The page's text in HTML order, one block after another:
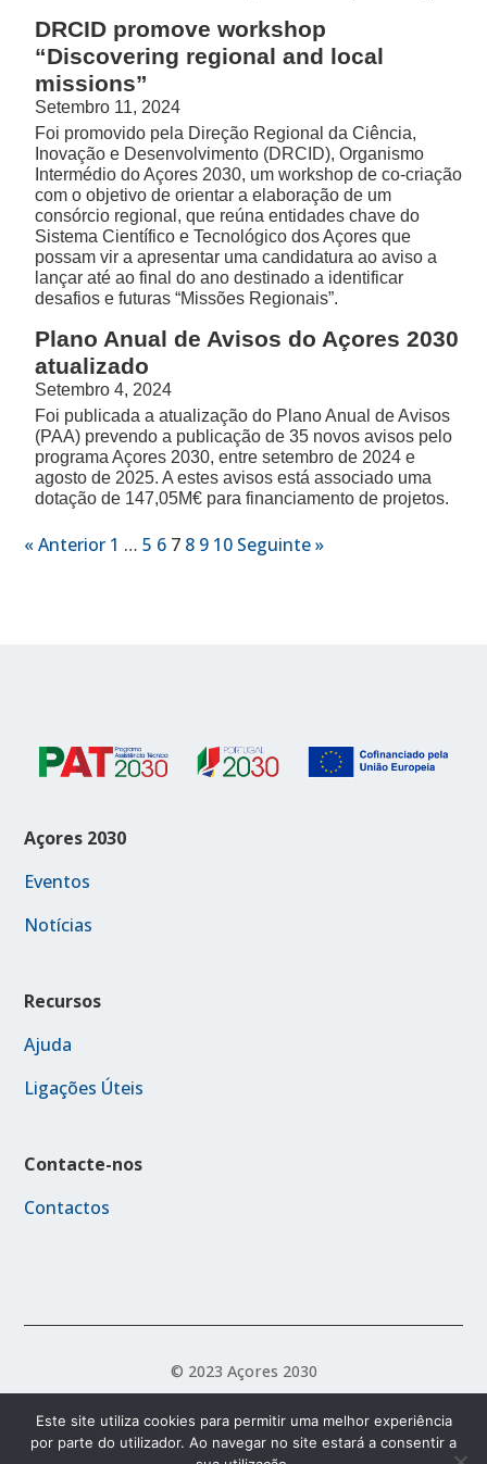
DRCID promove workshop
“Discovering regional and local
missions”
Setembro 11, 2024
Foi promovido pela Direção Regional da Ciência,
Inovação e Desenvolvimento (DRCID), Organismo
Intermédio do Açores 2030, um workshop de co-criação
com o objetivo de orientar a elaboração de um
consórcio regional, que reúna entidades chave do
Sistema Científico e Tecnológico dos Açores que
possam vir a apresentar uma candidatura ao aviso a
lançar até ao final do ano destinado a identificar
desafios e futuras “Missões Regionais”.
Plano Anual de Avisos do Açores 2030
atualizado
Setembro 4, 2024
Foi publicada a atualização do Plano Anual de Avisos
(PAA) prevendo a publicação de 35 novos avisos pelo
programa Açores 2030, entre setembro de 2024 e
agosto de 2025. A estes avisos está associado uma
dotação de 147,05M€ para financiamento de projetos.
« Anterior 1 … 5 6 7 8 9 10 Seguinte »
Açores 2030
Eventos
Notícias
Recursos
Ajuda
Ligações Úteis
Contacte-nos
Contactos
© 2023 Açores 2030
Política de Acessibilidade Política de Privacidade
Este site utiliza cookies para permitir uma melhor experiência
por parte do utilizador. Ao navegar no site estará a consentir a